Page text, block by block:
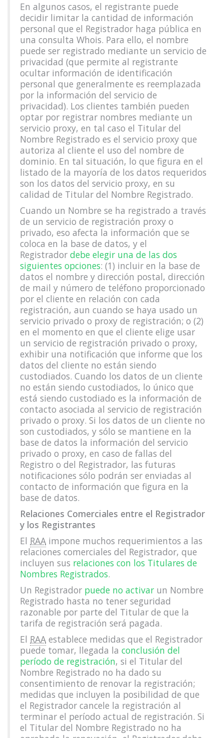
En algunos casos, el registrante puede
decidir limitar la cantidad de información
personal que el Registrador haga pública en
una consulta Whois. Para ello, el nombre
puede ser registrado mediante un servicio de
privacidad (que permite al registrante
ocultar información de identificación
personal que generalmente es reemplazada
por la información del servicio de
privacidad). Los clientes también pueden
optar por registrar nombres mediante un
servicio proxy, en tal caso el Titular del
Nombre Registrado es el servicio proxy que
autoriza al cliente el uso del nombre de
dominio. En tal situación, lo que figura en el
listado de la mayoría de los datos requeridos
son los datos del servicio proxy, en su
calidad de Titular del Nombre Registrado.
Cuando un Nombre se ha registrado a través
de un servicio de registración proxy o
privado, eso afecta la información que se
coloca en la base de datos, y el
Registrador debe elegir una de las dos
siguientes opciones: (1) incluir en la base de
datos el nombre y dirección postal, dirección
de mail y número de teléfono proporcionado
por el cliente en relación con cada
registración, aun cuando se haya usado un
servicio privado o proxy de registración; o (2)
en el momento en que el cliente elige usar
un servicio de registración privado o proxy,
exhibir una notificación que informe que los
datos del cliente no están siendo
custodiados. Cuando los datos de un cliente
no están siendo custodiados, lo único que
está siendo custodiado es la información de
contacto asociada al servicio de registración
privado o proxy. Si los datos de un cliente no
son custodiados, y sólo se mantiene en la
base de datos la información del servicio
privado o proxy, en caso de fallas del
Registro o del Registrador, las futuras
notificaciones sólo podrán ser enviadas al
contacto de información que figura en la
base de datos.
Relaciones Comerciales entre el Registrador
y los Registrantes
El RAA impone muchos requerimientos a las
relaciones comerciales del Registrador, que
incluyen sus relaciones con los Titulares de
Nombres Registrados.
Un Registrador puede no activar un Nombre
Registrado hasta no tener seguridad
razonable por parte del Titular de que la
tarifa de registración será pagada.
El RAA establece medidas que el Registrador
puede tomar, llegada la conclusión del
período de registración, si el Titular del
Nombre Registrado no ha dado su
consentimiento de renovar la registración;
medidas que incluyen la posibilidad de que
el Registrador cancele la registración al
terminar el período actual de registración. Si
el Titular del Nombre Registrado no ha